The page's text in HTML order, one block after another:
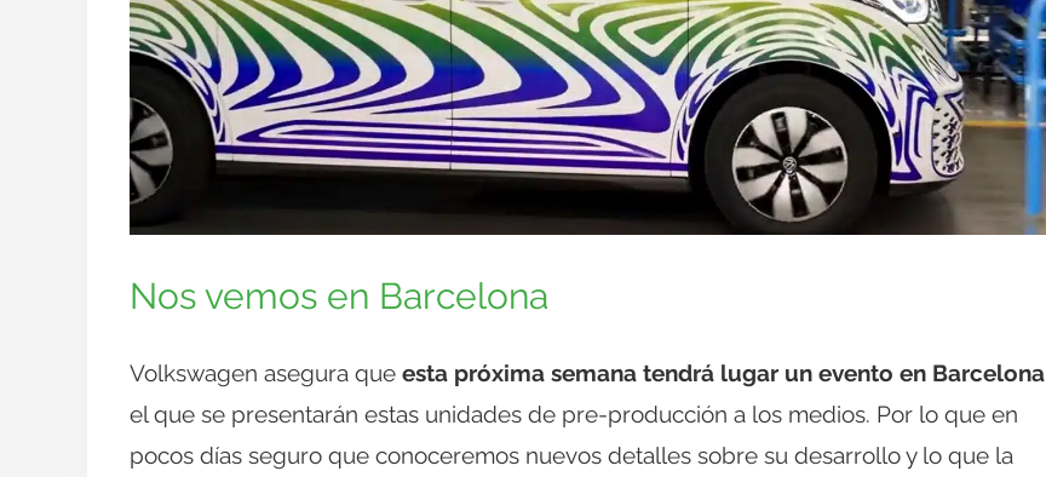
Nos vemos en Barcelona
Volkswagen asegura que esta próxima semana tendrá lugar un evento en Barcelona
el que se presentarán estas unidades de pre-producción a los medios. Por lo que en
pocos días seguro que conoceremos nuevos detalles sobre su desarrollo y lo que la